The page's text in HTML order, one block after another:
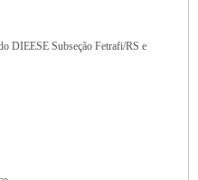
DIEESE Subseção Fetrafi/RS e